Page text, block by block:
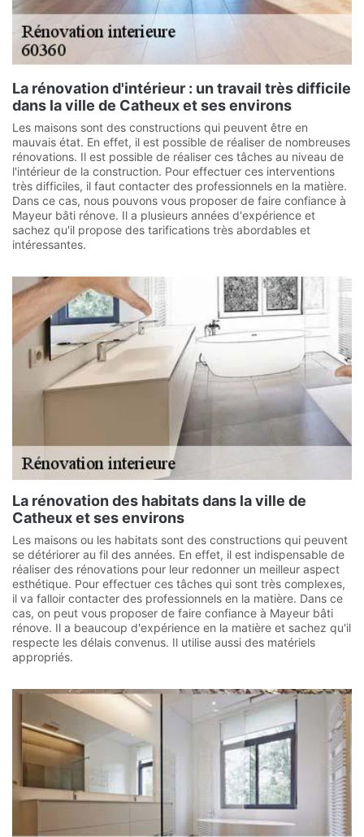
La rénovation d'intérieur : un travail très difficile
dans la ville de Catheux et ses environs
Les maisons sont des constructions qui peuvent être en
mauvais état. En effet, il est possible de réaliser de nombreuses
rénovations. Il est possible de réaliser ces tâches au niveau de
l'intérieur de la construction. Pour effectuer ces interventions
très difficiles, il faut contacter des professionnels en la matière.
Dans ce cas, nous pouvons vous proposer de faire confiance à
Mayeur bâti rénove. Il a plusieurs années d'expérience et
sachez qu'il propose des tarifications très abordables et
intéressantes.
La rénovation des habitats dans la ville de
Catheux et ses environs
Les maisons ou les habitats sont des constructions qui peuvent
se détériorer au fil des années. En effet, il est indispensable de
réaliser des rénovations pour leur redonner un meilleur aspect
esthétique. Pour effectuer ces tâches qui sont très complexes,
il va falloir contacter des professionnels en la matière. Dans ce
cas, on peut vous proposer de faire confiance à Mayeur bâti
rénove. Il a beaucoup d'expérience en la matière et sachez qu'il
respecte les délais convenus. Il utilise aussi des matériels
appropriés.